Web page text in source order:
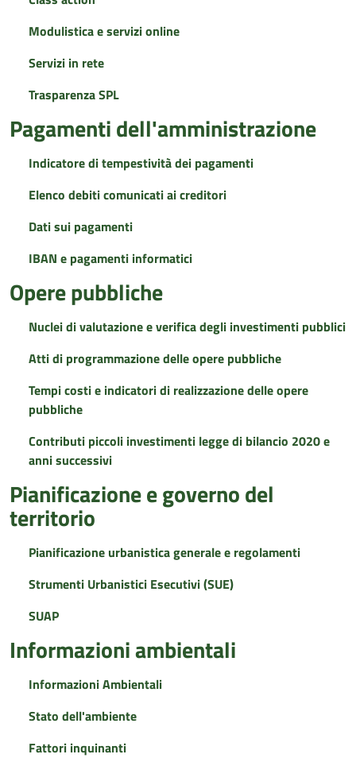
Modulistica e servizi online
Servizi in rete
Trasparenza SPL
Pagamenti dell'amministrazione
Indicatore di tempestività dei pagamenti
Elenco debiti comunicati ai creditori
Dati sui pagamenti
IBAN e pagamenti informatici
Opere pubbliche
Nuclei di valutazione e verifica degli investimenti pubblici
Atti di programmazione delle opere pubbliche
Tempi costi e indicatori di realizzazione delle opere
pubbliche
Contributi piccoli investimenti legge di bilancio 2020 e
anni successivi
Pianificazione e governo del
territorio
Pianificazione urbanistica generale e regolamenti
Strumenti Urbanistici Esecutivi (SUE)
SUAP
Informazioni ambientali
Informazioni Ambientali
Stato dell'ambiente
Fattori inquinanti